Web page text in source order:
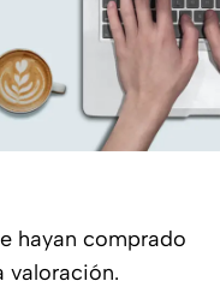
hayan comprado
valoración.